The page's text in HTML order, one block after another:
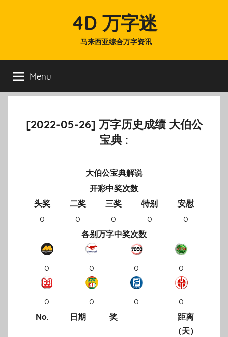
4D 万字迷
马来西亚综合万字资讯
Menu
[2022-05-26] 万字历史成绩 大伯公
宝典 :
大伯公宝典解说
开彩中奖次数
头奖
二奖 三奖 特别
安慰
0
0 0 0
0
各别万字中奖次数
0 0 0 0
0 0 0
0
No.
日期 奖
距离
（天）